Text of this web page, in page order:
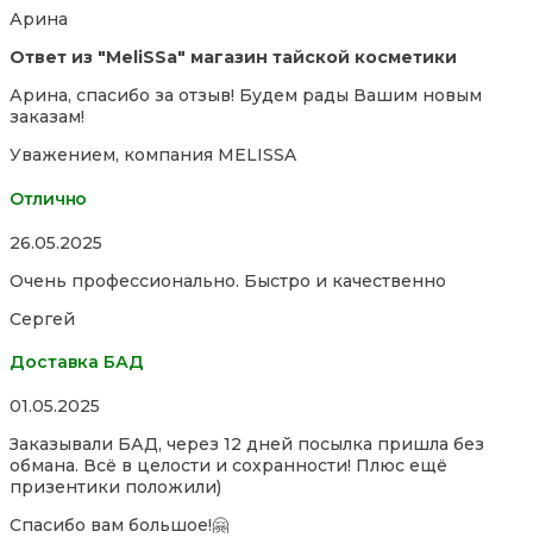
5
Арина
Ответ из "MeliSSa" магазин тайской косметики
Арина, спасибо за отзыв! Будем рады Вашим новым
заказам!
Уважением, компания MELISSA
Отлично
Rated
out
5
26.05.2025
Очень профессионально. Быстро и качественно
Сергей
Доставка БАД
Rated
out
of
5
01.05.2025
Заказывали БАД, через 12 дней посылка пришла без
обмана. Всё в целости и сохранности! Плюс ещё
призентики положили)
Спасибо вам большое!🤗